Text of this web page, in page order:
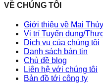
VỀ CHÚNG TÔI
Giới thiệu về Mai Thủy
Vị trí Tuyển dụng/
Dịch vụ của chúng tôi
Danh sách bản tin
Chủ đề blog
Liên hệ với chúng tôi
Bản đồ tới công ty